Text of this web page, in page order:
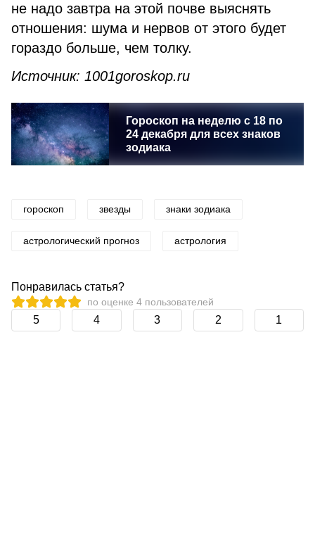
не надо завтра на этой почве выяснять
отношения: шума и нервов от этого будет
гораздо больше, чем толку.
Источник: 1001goroskop.ru
Гороскоп на неделю с 18 по
24 декабря для всех знаков
зодиака
гороскоп звезды знаки зодиака
астрологический прогноз астрология
Понравилась статья?
по оценке 4 пользователей
5 4 3 2 1